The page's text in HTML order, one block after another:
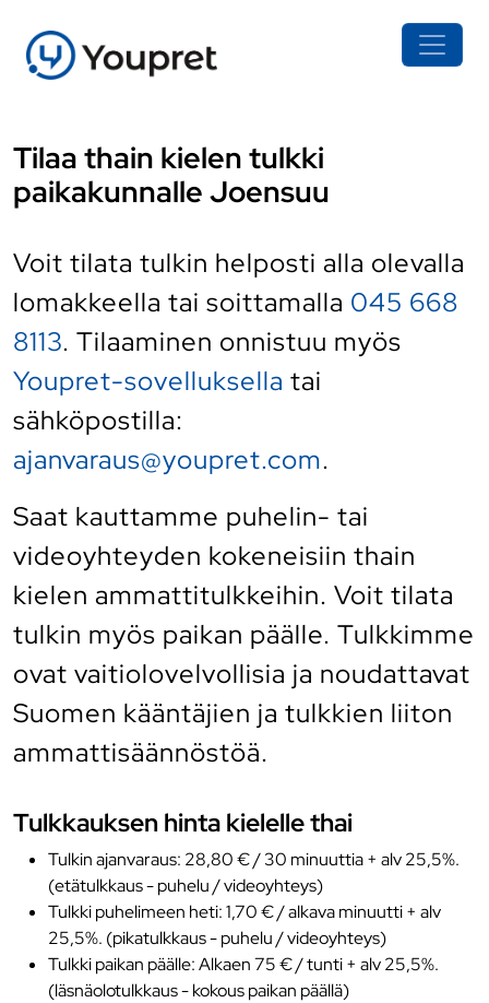
Tilaa thain kielen tulkki
paikakunnalle Joensuu
Voit tilata tulkin helposti alla olevalla
lomakkeella tai soittamalla 045 668
8113. Tilaaminen onnistuu myös
Youpret-sovelluksella tai
sähköpostilla:
ajanvaraus@youpret.com.
Saat kauttamme puhelin- tai
videoyhteyden kokeneisiin thain
kielen ammattitulkkeihin. Voit tilata
tulkin myös paikan päälle. Tulkkimme
ovat vaitiolovelvollisia ja noudattavat
Suomen kääntäjien ja tulkkien liiton
ammattisäännöstöä.
Tulkkauksen hinta kielelle thai
Tulkin ajanvaraus: 28,80 € / 30 minuuttia + alv 25,5%.
(etätulkkaus - puhelu / videoyhteys)
Tulkki puhelimeen heti: 1,70 € / alkava minuutti + alv
25,5%. (pikatulkkaus - puhelu / videoyhteys)
Tulkki paikan päälle: Alkaen 75 € / tunti + alv 25,5%.
(läsnäolotulkkaus - kokous paikan päällä)